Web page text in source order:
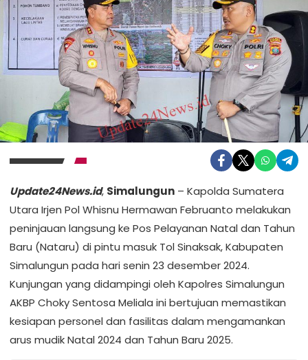
Update24News.id, Simalungun – Kapolda Sumatera
Utara Irjen Pol Whisnu Hermawan Februanto melakukan
peninjauan langsung ke Pos Pelayanan Natal dan Tahun
Baru (Nataru) di pintu masuk Tol Sinaksak, Kabupaten
Simalungun pada hari senin 23 desember 2024.
Kunjungan yang didampingi oleh Kapolres Simalungun
AKBP Choky Sentosa Meliala ini bertujuan memastikan
kesiapan personel dan fasilitas dalam mengamankan
arus mudik Natal 2024 dan Tahun Baru 2025.